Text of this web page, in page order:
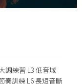
調練習 L3 低音域
奏訓練 L6 長短音斷